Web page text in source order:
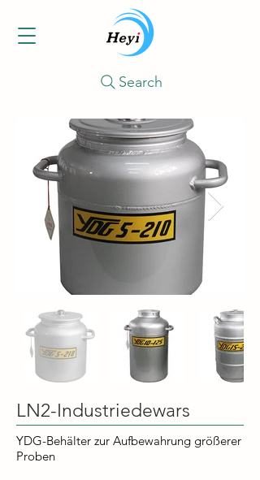
Search
LN2-Industriedewars
YDG-Behälter zur Aufbewahrung größerer
Proben